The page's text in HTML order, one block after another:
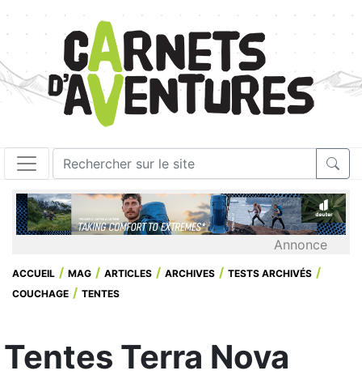
Annonce
ACCUEIL MAG ARTICLES ARCHIVES
TESTS ARCHIVÉS
COUCHAGE
TENTES
Tentes Terra Nova